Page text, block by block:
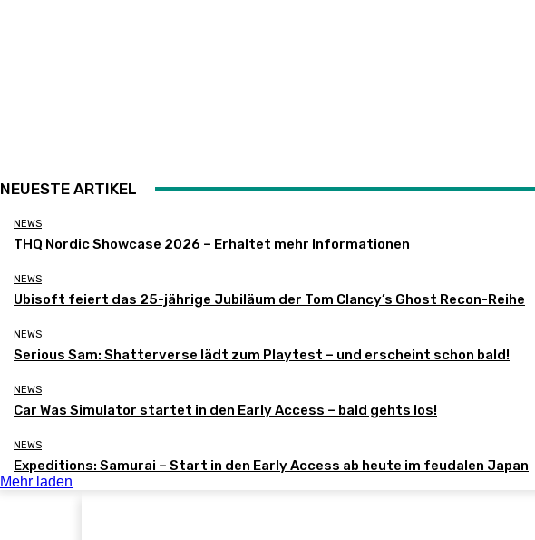
NEUESTE ARTIKEL
NEWS
THQ Nordic Showcase 2026 – Erhaltet mehr Informationen
NEWS
Ubisoft feiert das 25-jährige Jubiläum der Tom Clancy’s Ghost Recon-Reihe
NEWS
Serious Sam: Shatterverse lädt zum Playtest – und erscheint schon bald!
NEWS
Car Was Simulator startet in den Early Access – bald gehts los!
NEWS
Expeditions: Samurai – Start in den Early Access ab heute im feudalen Japan
Mehr laden